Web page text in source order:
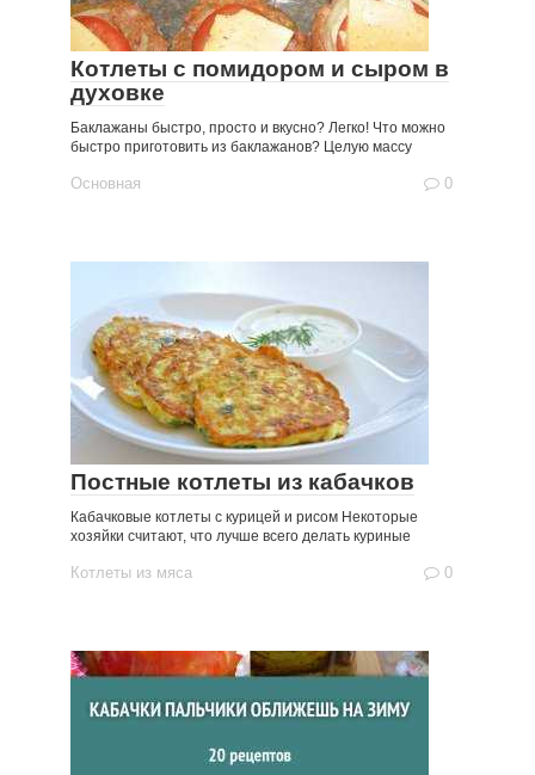
Котлеты с помидором и сыром в
духовке
Баклажаны быстро, просто и вкусно? Легко! Что можно
быстро приготовить из баклажанов? Целую массу
Основная 0
Постные котлеты из кабачков
Кабачковые котлеты с курицей и рисом Некоторые
хозяйки считают, что лучше всего делать куриные
Котлеты из мяса 0